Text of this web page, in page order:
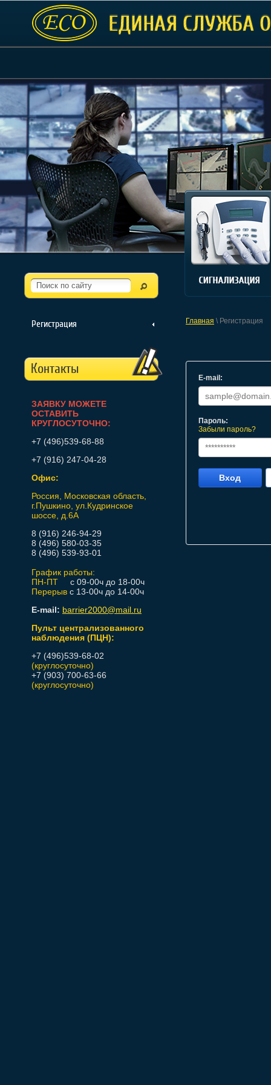
Главная \ Регистрация
E-mail:
Пароль:
Забыли пароль?
Вход
Регистрация
Контакты
ЗАЯВКУ МОЖЕТЕ
ОСТАВИТЬ
КРУГЛОСУТОЧНО:
+7 (496)539-68-88
+7 (916) 247-04-28
Офис:
Россия, Московская область,
г.Пушкино, ул.Кудринское
шоссе, д.6А
8 (916) 246-94-29
8 (496) 580-03-35
8 (496) 539-93-01
График работы:
ПН-ПТ с 09-00ч до 18-00ч
Перерыв с 13-00ч до 14-00ч
E-mail: barrier2000@mail.ru
Пульт централизованного
наблюдения (ПЦН):
+7 (496)539-68-02
(круглосуточно)
+7 (903) 700-63-66
(круглосуточно)